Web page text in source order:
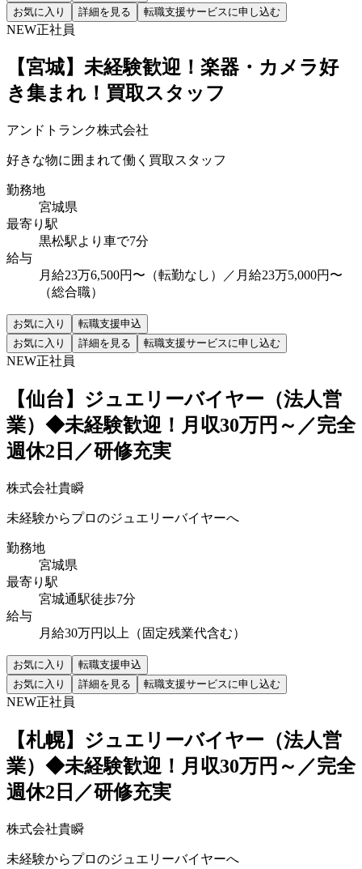
お気に入り 詳細を見る 転職支援サービスに申し込む
NEW正社員
【宮城】未経験歓迎！楽器・カメラ好
き集まれ！買取スタッフ
アンドトランク株式会社
好きな物に囲まれて働く買取スタッフ
勤務地
宮城県
最寄り駅
黒松駅より車で7分
給与
月給23万6,500円〜（転勤なし）／月給23万5,000円〜
（総合職）
お気に入り
転職支援申込
お気に入り
詳細を見る 転職支援サービスに申し込む
NEW正社員
【仙台】ジュエリーバイヤー（法人営
業）◆未経験歓迎！月収30万円～／完全
週休2日／研修充実
株式会社貴瞬
未経験からプロのジュエリーバイヤーへ
勤務地
宮城県
最寄り駅
宮城通駅徒歩7分
給与
月給30万円以上（固定残業代含む）
お気に入り
転職支援申込
お気に入り
詳細を見る 転職支援サービスに申し込む
NEW正社員
【札幌】ジュエリーバイヤー（法人営
業）◆未経験歓迎！月収30万円～／完全
週休2日／研修充実
株式会社貴瞬
未経験からプロのジュエリーバイヤーへ